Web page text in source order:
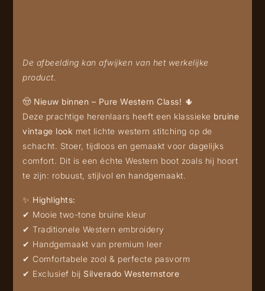
De afbeelding kan afwijken van het werkelijke
product.
🤠 Nieuw binnen – Pure Western Class! 🌵
Deze prachtige herenlaars heeft een klassieke bruine
vintage look met lichte western stitching op de
schacht. Stoer, tijdloos en gemaakt voor dagelijks
comfort. Dit is een échte Western boot zoals hij hoort
te zijn: robuust, stijlvol en handgemaakt.
✨ Highlights:
✔ Mooie two-tone bruine kleur
✔ Traditionele Western embroidery
✔ Handgemaakt van premium leer
✔ Comfortabele zool & perfecte pasvorm
✔ Exclusief bij Silverado Westernstore